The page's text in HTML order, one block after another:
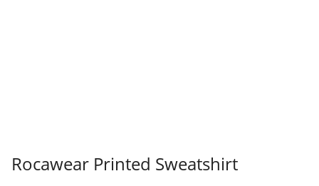
Rocawear Printed Sweatshirt